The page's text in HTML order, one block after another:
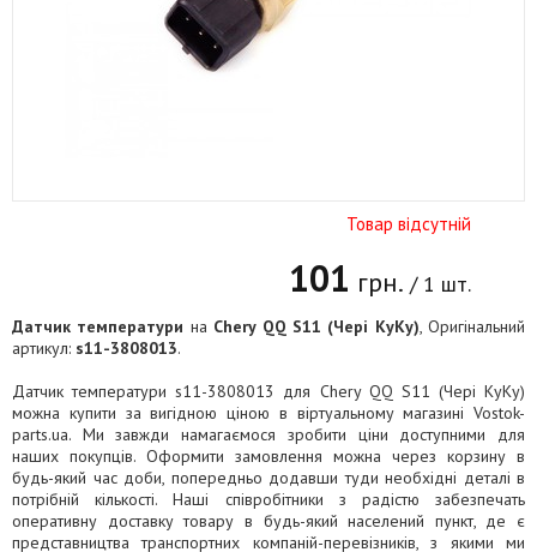
Товар відсутній
101 грн. / 1 шт.
Датчик температури на Chery QQ S11 (Чері КуКу), Оригінальний
артикул: s11-3808013.
Датчик температури s11-3808013 для Chery QQ S11 (Чері КуКу)
можна купити за вигідною ціною в віртуальному магазині Vostok-
parts.ua. Ми завжди намагаємося зробити ціни доступними для
наших покупців. Оформити замовлення можна через корзину в
будь-який час доби, попередньо додавши туди необхідні деталі в
потрібній кількості. Наші співробітники з радістю забезпечать
оперативну доставку товару в будь-який населений пункт, де є
представництва транспортних компаній-перевізників, з якими ми